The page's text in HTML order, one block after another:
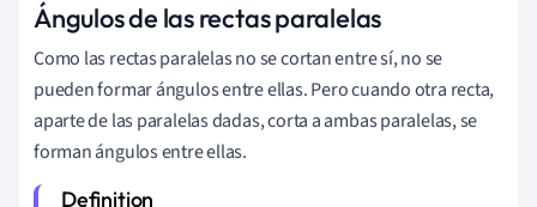
Ángulos de las rectas paralelas
Como las rectas paralelas no se cortan entre sí, no se
pueden formar ángulos entre ellas. Pero cuando otra recta,
aparte de las paralelas dadas, corta a ambas paralelas, se
forman ángulos entre ellas.